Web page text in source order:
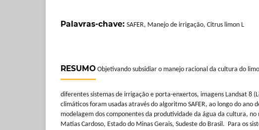
Palavras-chave: SAFER, Manejo de irrigação, Citrus limon L
RESUMO Objetivando subsidiar o manejo racional da cultura do
diferentes sistemas de irrigação e porta-enxertos, imagens Landsat 8
climáticos foram usadas através do algoritmo SAFER, ao longo do ano
modelagem dos componentes da produtividade da água da cultura, no
Matias Cardoso, Estado do Minas Gerais, Sudeste do Brasil. Para os